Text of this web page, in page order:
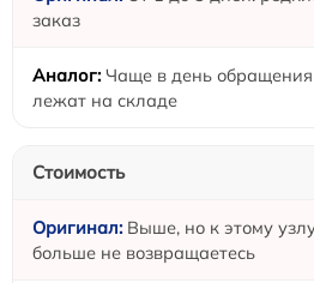
заказ
Чаще в день
лежат на складе
Стоимость
Выше, но к этому
больше не возвращаетесь